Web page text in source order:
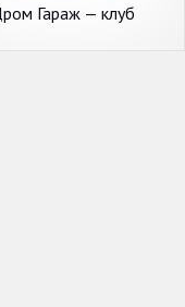
Гараж — клуб